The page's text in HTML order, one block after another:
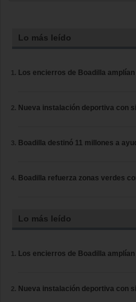
Lo más leído
Los encierros de Boadilla
Nueva instalación deportiva con
Boadilla destinó 11 millones a
Boadilla refuerza zonas verdes
Lo más leído
Los encierros de Boadilla
Nueva instalación deportiva con